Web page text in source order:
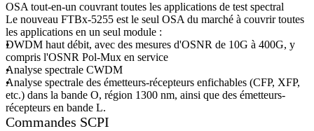
OSA tout-en-un couvrant toutes les applications de test spectral
Le nouveau FTBx-5255 est le seul OSA du marché à couvrir toutes
les applications en un seul module :
DWDM haut débit, avec des mesures d'OSNR de 10G à 400G, y
compris l'OSNR Pol-Mux en service
Analyse spectrale CWDM
Analyse spectrale des émetteurs-récepteurs enfichables (CFP, XFP,
etc.) dans la bande O, région 1300 nm, ainsi que des émetteurs-
récepteurs en bande L.
Commandes SCPI